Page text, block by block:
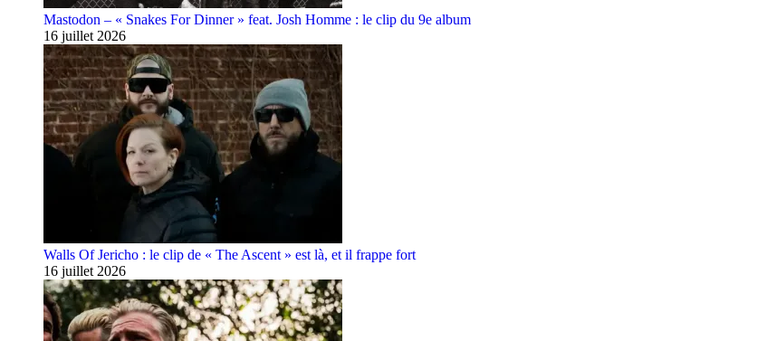
Mastodon – « Snakes For Dinner » feat. Josh Homme : le clip du 9e album
16 juillet 2026
Walls Of Jericho : le clip de « The Ascent » est là, et il frappe fort
16 juillet 2026